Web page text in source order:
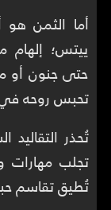
أما الثمن
ييتس؛
حتى جنون أو
تحبس روحه في
تُحذر
تجلب مهارات
تُطيق تقاسم